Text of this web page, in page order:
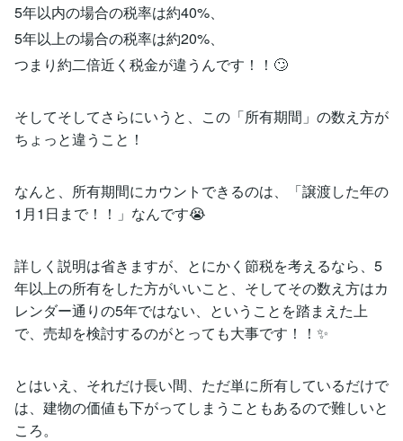
5年以内の場合の税率は約40%、
5年以上の場合の税率は約20%、
つまり約二倍近く税金が違うんです！！🙄
そしてそしてさらにいうと、この「所有期間」の数え方が
ちょっと違うこと！
なんと、所有期間にカウントできるのは、「譲渡した年の
1月1日まで！！」なんです😭
詳しく説明は省きますが、とにかく節税を考えるなら、5
年以上の所有をした方がいいこと、そしてその数え方はカ
レンダー通りの5年ではない、ということを踏まえた上
で、売却を検討するのがとっても大事です！！✨
とはいえ、それだけ長い間、ただ単に所有しているだけで
は、建物の価値も下がってしまうこともあるので難しいと
ころ。